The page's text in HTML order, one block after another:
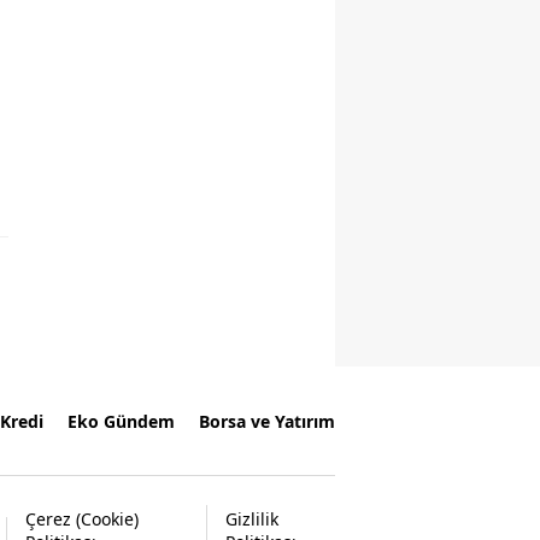
Kredi Eko Gündem Borsa ve Yatırım
Çerez (Cookie)
Gizlilik